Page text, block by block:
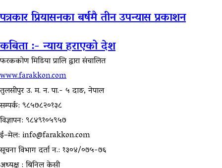
पत्रकार प्रियासनका बर्षमै तीन उपन्यास प्रकाशन
कबिता :- न्याय हराएको देश
फरककोण मिडिया प्रालि द्वारा संचालित
www.farakkon.com
तुलसीपुर उ. म. न. पा.- ५ दाङ, नेपाल
सम्पर्क: ९८५७८२०१३८
विज्ञापन: ९८४९१०५९५७
ई–मेल: info@farakkon.com
सूचना विभाग दर्ता न.: १३०४/०७५-७६